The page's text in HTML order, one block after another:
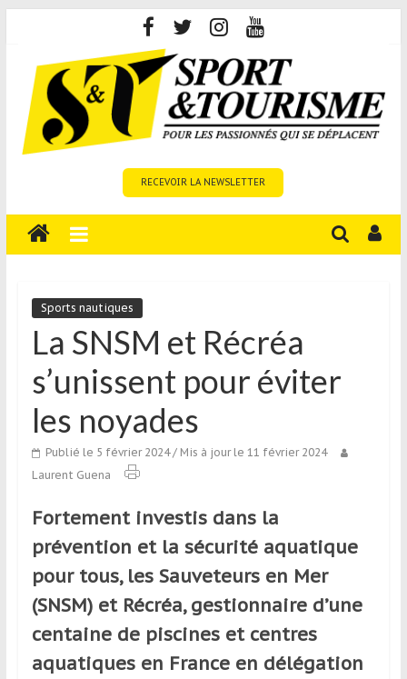
content
Tourisme
est
média
sur
tourisme
sportif
aux
voyageurs
ou
réguliers,
pratiquants,
passionnés
ou
simples
spectateurs
RECEVOIR LA NEWSLETTER
Sports nautiques
La SNSM et Récréa
s’unissent pour éviter
les noyades
Publié le 5 février 2024/ Mis à jour le 11 février 2024
Laurent Guena
Fortement investis dans la
prévention et la sécurité aquatique
pour tous, les Sauveteurs en Mer
(SNSM) et Récréa, gestionnaire d’une
centaine de piscines et centres
aquatiques en France en délégation